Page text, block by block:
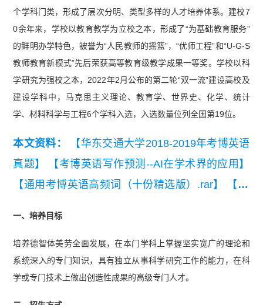
个学科门类，形成了层次分明、类型多样的人才培养体系。建校7
0余年来，学校以教育教学为立校之本，形成了“为基础教育服务”
的鲜明办学特色，被誉为“人民教师的摇篮”，“优师工程”和“U-G-S
教师教育新模式”先后荣获高等教育级教学成果一等奖。学校以科
学研究为强校之本，2022年2月公布的第二轮“双一流”建设高校及
建设学科中，马克思主义理论、教育学、世界史、化学、统计
学、材料科学与工程6个学科入选，入选数量位列全国第19位。
本文资料：
【华东交通大学2018-2019年考博英语
真题】
【考博英语写作预测--AI在学术界的应用】
【通用考博英语高频词（十份精选版）.rar】
【20
一、培养目标
培养德智体美劳全面发展，在本门学科上掌握坚实宽广的理论和
系统深入的专门知识，具有独立从事科学研究工作的能力，在科
学或专门技术上做出创造性成果的高级专门人才。